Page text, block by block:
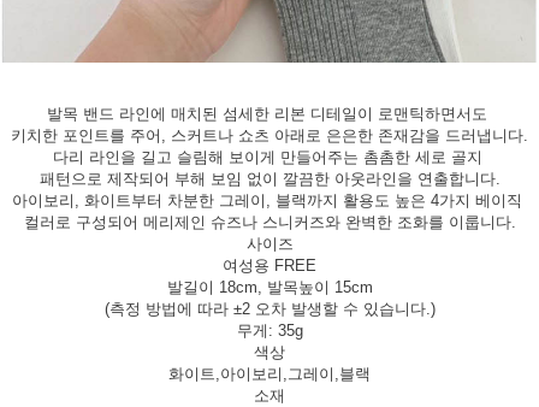
발목 밴드 라인에 매치된 섬세한 리본 디테일이 로맨틱하면서도
키치한 포인트를 주어, 스커트나 쇼츠 아래로 은은한 존재감을 드러냅니다.
다리 라인을 길고 슬림해 보이게 만들어주는 촘촘한 세로 골지
패턴으로 제작되어 부해 보임 없이 깔끔한 아웃라인을 연출합니다.
아이보리, 화이트부터 차분한 그레이, 블랙까지 활용도 높은 4가지 베이직
컬러로 구성되어 메리제인 슈즈나 스니커즈와 완벽한 조화를 이룹니다.
사이즈
여성용 FREE
발길이 18cm, 발목높이 15cm
(측정 방법에 따라 ±2 오차 발생할 수 있습니다.)
무게: 35g
색상
화이트,아이보리,그레이,블랙
소재